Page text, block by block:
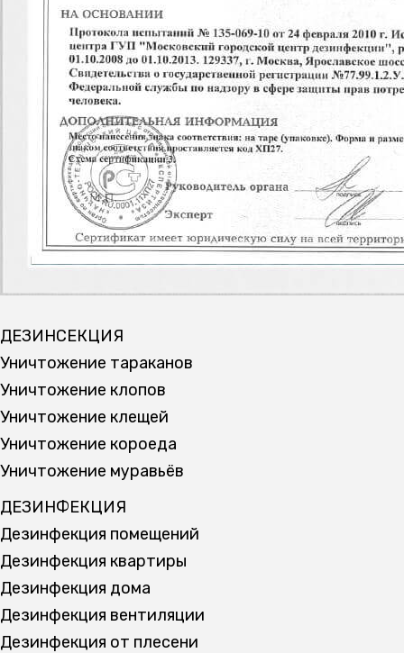
ДЕЗИНСЕКЦИЯ
Уничтожение тараканов
Уничтожение клопов
Уничтожение клещей
Уничтожение короеда
Уничтожение муравьёв
ДЕЗИНФЕКЦИЯ
Дезинфекция помещений
Дезинфекция квартиры
Дезинфекция дома
Дезинфекция вентиляции
Дезинфекция от плесени